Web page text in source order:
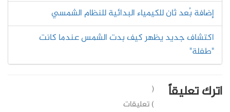
إضافة بُعد ثان للكيمياء البدائية للنظام الشمسي
اكتشاف جديد يظهر كيف بدت الشمس عندما كانت
"طفلة"
اترك تعليقاً
(
) تعليقات